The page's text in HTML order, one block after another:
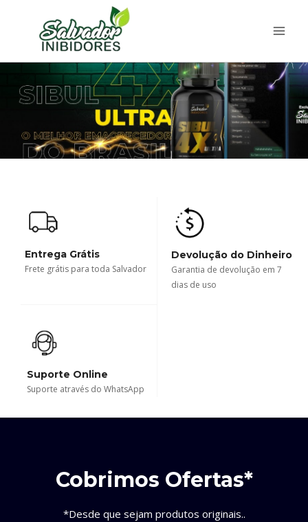
Entrega Grátis
Frete grátis para toda Salvador
Devolução do Dinheiro
Garantia de devolução em 7
dias de uso
Suporte Online
Suporte através do WhatsApp
Cobrimos Ofertas*
*Desde que sejam produtos originais..